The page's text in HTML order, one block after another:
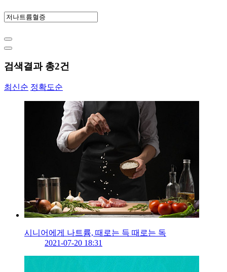
검색결과 총2건
최신순 정확도순
시니어에게 나트륨, 때로는 득 때로는 독
2021-07-20 18:31